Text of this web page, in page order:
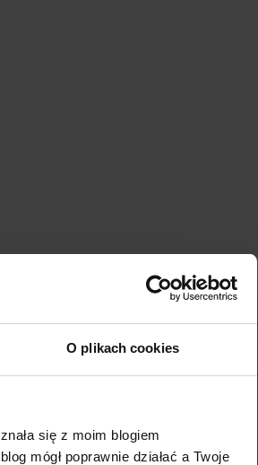
O plikach cookies
się z moim blogiem
mógł poprawnie działać a Twoje